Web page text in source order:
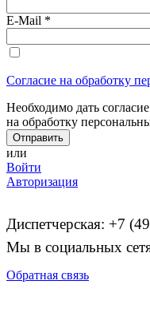
E-Mail *
Согласие на обработку
Необходимо дать согласие
на обработку
или
Войти
Авторизация
Диспетчерская: +7
Мы в социальных
Обратная связь